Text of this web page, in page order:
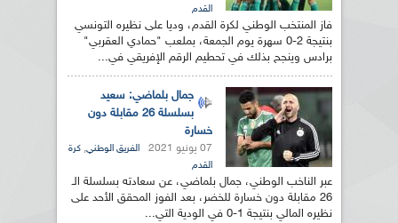
القدم
فاز المنتخب الوطني لكرة القدم، وديا على نظيره التونسي
بنتيجة 2-0 سهرة يوم الجمعة، بملعب "حمادي العقربي"
برادس وينجح بذلك في تحطيم الرقم الإفريقي في...
جمال بلماضي: سعيد
بسلسلة 26 مقابلة دون
خسارة
07 يونيو 2021 الفريق الوطني, كرة
القدم
عبر الناخب الوطني، جمال بلماضي، عن سعادته بسلسلة الـ
26 مقابلة دون خسارة للخضر، بعد الفوز المحقق الأحد على
نظيره المالي بنتيجة 1-0 في الودية التي...